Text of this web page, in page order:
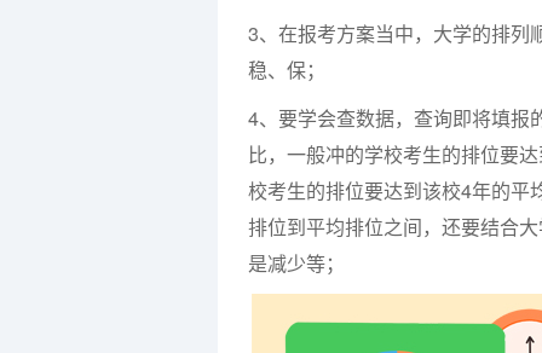
3、在报考方案当中，大学的排列
稳、保；
4、要学会查数据，查询即将填报
比，一般冲的学校考生的排位要
校考生的排位要达到该校4年的平
排位到平均排位之间，还要结合
是减少等；